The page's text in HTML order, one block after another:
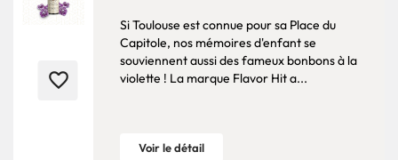
favorite_border
Si Toulouse est connue pour sa Place du
Capitole, nos mémoires d'enfant se
souviennent aussi des fameux bonbons à la
violette ! La marque Flavor Hit a...
Voir le détail